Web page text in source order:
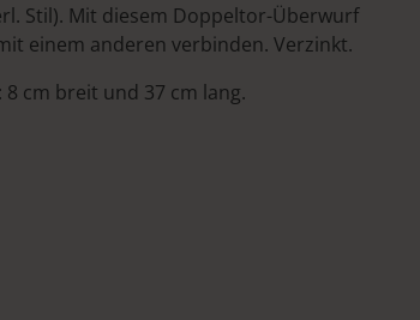
Stil). Mit diesem Doppeltor-Überwurf
einem anderen verbinden. Verzinkt.
cm breit und 37 cm lang.